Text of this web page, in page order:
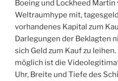
Boeing und Lockheed Martin
Weltraumhype mit,
vorhandenes Kapital zum
Darlegungen der Beklagten
sich Geld zum Kauf zu
möglich ist die
Uhr, Breite und Tiefe des